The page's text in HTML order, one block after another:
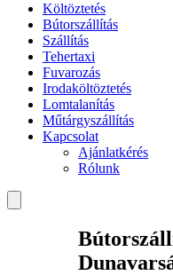
Költöztetés
Bútorszállítás
Szállítás
Tehertaxi
Fuvarozás
Irodaköltöztetés
Lomtalanítás
Műtárgyszállítás
Kapcsolat
Ajánlatkérés
Rólunk